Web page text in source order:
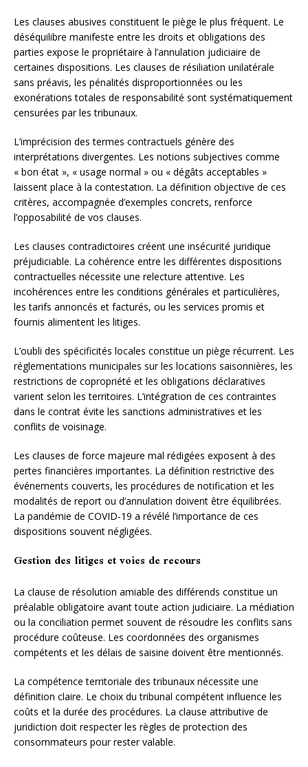
Les clauses abusives constituent le piège le plus fréquent. Le
déséquilibre manifeste entre les droits et obligations des
parties expose le propriétaire à l’annulation judiciaire de
certaines dispositions. Les clauses de résiliation unilatérale
sans préavis, les pénalités disproportionnées ou les
exonérations totales de responsabilité sont systématiquement
censurées par les tribunaux.
L’imprécision des termes contractuels génère des
interprétations divergentes. Les notions subjectives comme
« bon état », « usage normal » ou « dégâts acceptables »
laissent place à la contestation. La définition objective de ces
critères, accompagnée d’exemples concrets, renforce
l’opposabilité de vos clauses.
Les clauses contradictoires créent une insécurité juridique
préjudiciable. La cohérence entre les différentes dispositions
contractuelles nécessite une relecture attentive. Les
incohérences entre les conditions générales et particulières,
les tarifs annoncés et facturés, ou les services promis et
fournis alimentent les litiges.
L’oubli des spécificités locales constitue un piège récurrent. Les
réglementations municipales sur les locations saisonnières, les
restrictions de copropriété et les obligations déclaratives
varient selon les territoires. L’intégration de ces contraintes
dans le contrat évite les sanctions administratives et les
conflits de voisinage.
Les clauses de force majeure mal rédigées exposent à des
pertes financières importantes. La définition restrictive des
événements couverts, les procédures de notification et les
modalités de report ou d’annulation doivent être équilibrées.
La pandémie de COVID-19 a révélé l’importance de ces
dispositions souvent négligées.
Gestion des litiges et voies de recours
La clause de résolution amiable des différends constitue un
préalable obligatoire avant toute action judiciaire. La médiation
ou la conciliation permet souvent de résoudre les conflits sans
procédure coûteuse. Les coordonnées des organismes
compétents et les délais de saisine doivent être mentionnés.
La compétence territoriale des tribunaux nécessite une
définition claire. Le choix du tribunal compétent influence les
coûts et la durée des procédures. La clause attributive de
juridiction doit respecter les règles de protection des
consommateurs pour rester valable.